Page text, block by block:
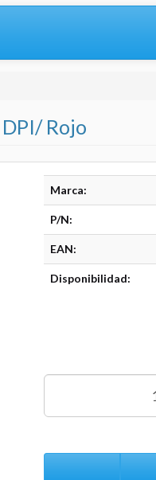
Rojo
Marca:
P/N:
EAN:
Disponibilidad: